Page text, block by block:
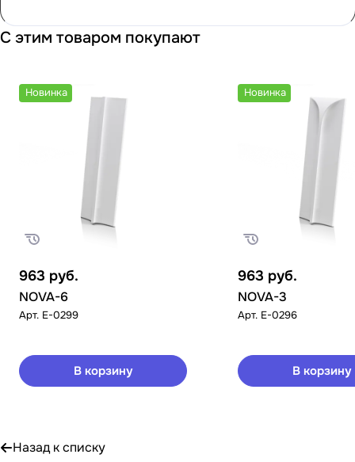
С этим товаром покупают
Новинка
963 руб.
NOVA-6
Арт. E-0299
В корзину
Новинка
963 руб.
NOVA-3
Арт. E-0296
В корзину
Назад к списку